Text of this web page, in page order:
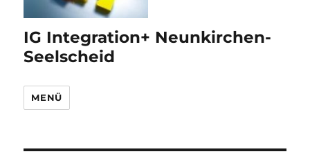
IG Integration+ Neunkirchen-
Seelscheid
MENÜ